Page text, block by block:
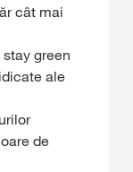
cât mai
green
ale
de